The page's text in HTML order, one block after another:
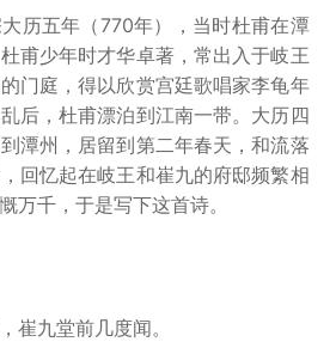
五年（770年），当时杜甫在潭
甫少年时才华卓著，常出入于岐王
门庭，得以欣赏宫廷歌唱家李龟年
后，杜甫漂泊到江南一带。大历四
潭州，居留到第二年春天，和流落
回忆起在岐王和崔九的府邸频繁相
万千，于是写下这首诗。
九堂前几度闻。